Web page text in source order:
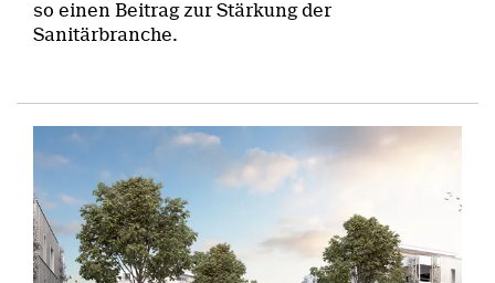
so einen Beitrag zur Stärkung der
Sanitärbranche.